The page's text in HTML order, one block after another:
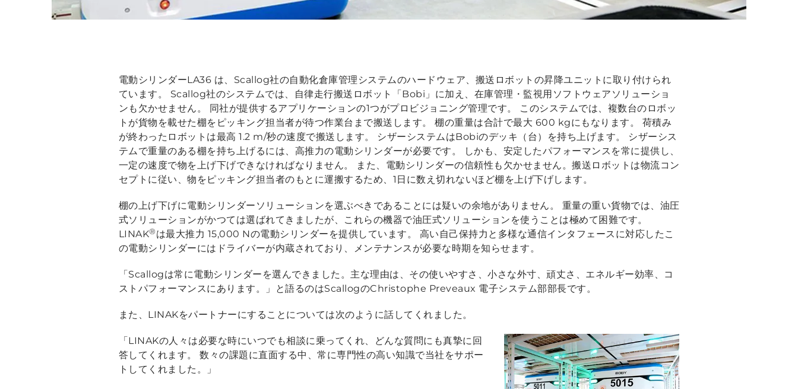
電動シリンダーLA36 は、Scallog社の自動化倉庫管理システムのハードウェア、搬送ロボットの昇降ユニットに取り付けられ
ています。 Scallog社のシステムでは、自律走行搬送ロボット「Bobi」に加え、在庫管理・監視用ソフトウェアソリューショ
ンも欠かせません。 同社が提供するアプリケーションの1つがプロビジョニング管理です。 このシステムでは、複数台のロボッ
トが貨物を載せた棚をピッキング担当者が待つ作業台まで搬送します。 棚の重量は合計で最大 600 kgにもなります。 荷積み
が終わったロボットは最高 1.2 m/秒の速度で搬送します。 シザーシステムはBobiのデッキ（台）を持ち上げます。 シザーシス
テムで重量のある棚を持ち上げるには、高推力の電動シリンダーが必要です。 しかも、安定したパフォーマンスを常に提供し、
一定の速度で物を上げ下げできなければなりません。 また、電動シリンダーの信頼性も欠かせません。搬送ロボットは物流コン
セプトに従い、物をピッキング担当者のもとに運搬するため、1日に数え切れないほど棚を上げ下げします。
棚の上げ下げに電動シリンダーソリューションを選ぶべきであることには疑いの余地がありません。 重量の重い貨物では、油圧
式ソリューションがかつては選ばれてきましたが、これらの機器で油圧式ソリューションを使うことは極めて困難です。
LINAK®は最大推力 15,000 Nの電動シリンダーを提供しています。 高い自己保持力と多様な通信インタフェースに対応したこ
の電動シリンダーにはドライバーが内蔵されており、メンテナンスが必要な時期を知らせます。
「Scallogは常に電動シリンダーを選んできました。主な理由は、その使いやすさ、小さな外寸、頑丈さ、エネルギー効率、コ
ストパフォーマンスにあります。」
と語るのはScallogのChristophe Preveaux 電子システム部部長です。
また、LINAKをパートナーにすることについては次のように話してくれました。
「LINAKの人々は必要な時にいつでも相談に乗ってくれ、どんな質問にも真摯に回
答してくれます。 数々の課題に直面する中、常に専門性の高い知識で当社をサポー
トしてくれました。」